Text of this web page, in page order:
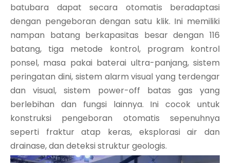
batubara dapat secara otomatis beradaptasi
dengan pengeboran dengan satu klik. Ini memiliki
nampan batang berkapasitas besar dengan 116
batang, tiga metode kontrol, program kontrol
ponsel, masa pakai baterai ultra-panjang, sistem
peringatan dini, sistem alarm visual yang terdengar
dan visual, sistem power-off batas gas yang
berlebihan dan fungsi lainnya. Ini cocok untuk
konstruksi pengeboran otomatis sepenuhnya
seperti fraktur atap keras, eksplorasi air dan
drainase, dan deteksi struktur geologis.